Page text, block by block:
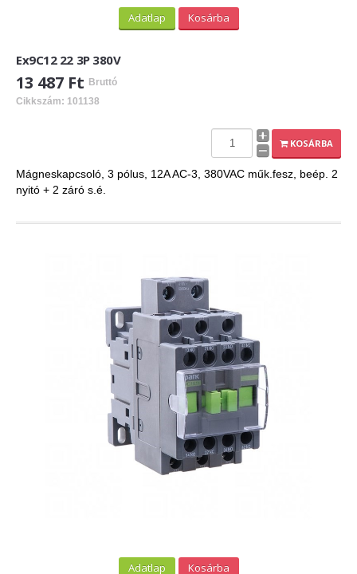
Adatlap Kosárba
Ex9C12 22 3P 380V
13 487 Ft Bruttó
Cikkszám: 101138
KOSÁRBA
Mágneskapcsoló, 3 pólus, 12A AC-3, 380VAC műk.fesz, beép. 2
nyitó + 2 záró s.é.
Adatlap Kosárba